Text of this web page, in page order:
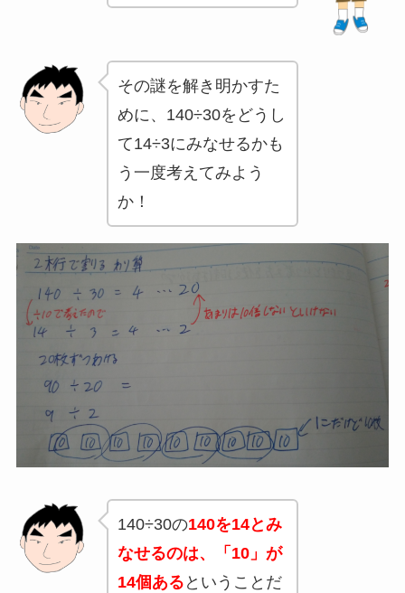
その謎を解き明かすた
めに、140÷30をどうし
て14÷3にみなせるかも
う一度考えてみよう
か！
140÷30の140を14とみ
なせるのは、「10」が
14個ある ということだ